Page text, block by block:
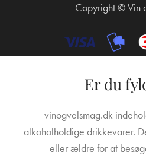
Copyright © Vin
Er du
vinogvelsmag.dk
alkoholholdige drikkevarer.
eller ældre for at